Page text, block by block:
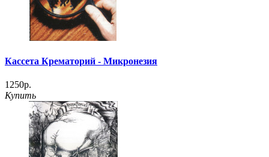
Кассета Крематорий - Микронезия
1250р.
Купить